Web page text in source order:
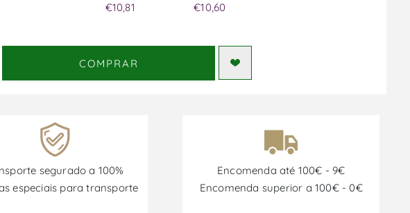
€10,81 €10,60
COMPRAR
segurado a 100%
especiais para transporte
Encomenda até 100€ - 9€
Encomenda superior a 100€ - 0€